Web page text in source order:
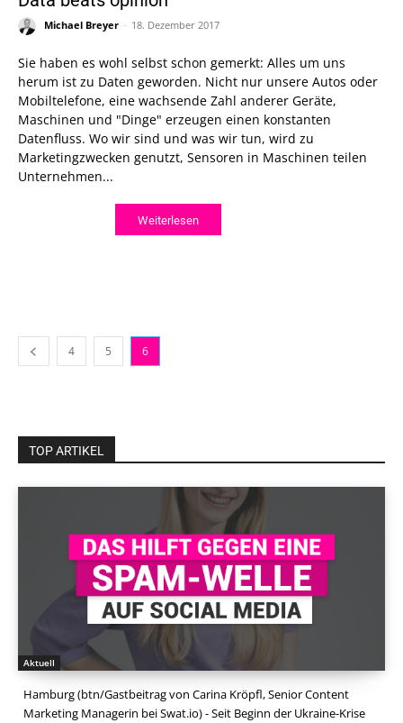
Michael Breyer - 18. Dezember 2017
Sie haben es wohl selbst schon gemerkt: Alles um uns
herum ist zu Daten geworden. Nicht nur unsere Autos oder
Mobiltelefone, eine wachsende Zahl anderer Geräte,
Maschinen und "Dinge" erzeugen einen konstanten
Datenfluss. Wo wir sind und was wir tun, wird zu
Marketingzwecken genutzt, Sensoren in Maschinen teilen
Unternehmen...
Weiterlesen
4 5 6
TOP ARTIKEL
Aktuell
Hamburg (btn/Gastbeitrag von Carina Kröpfl, Senior Content
Marketing Managerin bei Swat.io) - Seit Beginn der Ukraine-Krise